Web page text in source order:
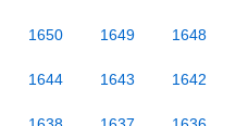
1650 1649 1648
1644 1643 1642